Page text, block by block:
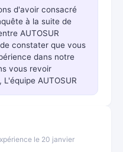
d'avoir consacré
à la suite de
AUTOSUR
constater que vous
dans notre
vous revoir
AUTOSUR
le 20 janvier